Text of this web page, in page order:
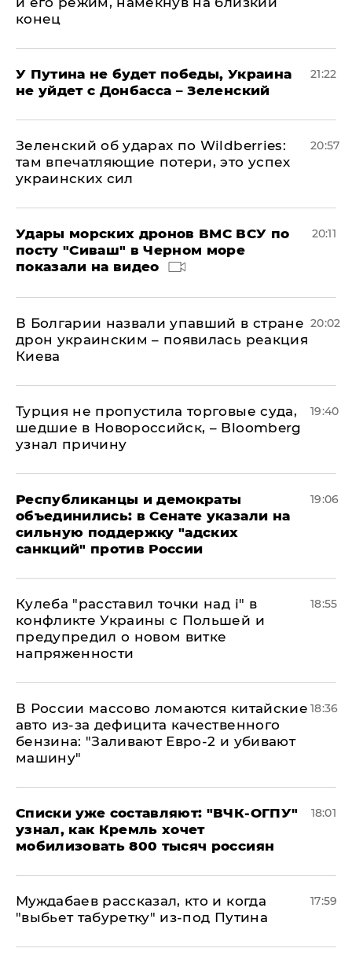
конец
У Путина не будет победы, Украина
не уйдет с Донбасса – Зеленский
21:22
Зеленский об ударах по Wildberries:
там впечатляющие потери, это успех
украинских сил
20:57
Удары морских дронов ВМС ВСУ по
посту "Сиваш" в Черном море
показали на видео
20:11
В Болгарии назвали упавший в стране
дрон украинским – появилась реакция
Киева
20:02
Турция не пропустила торговые суда,
шедшие в Новороссийск, – Bloomberg
узнал причину
19:40
Республиканцы и демократы
объединились: в Сенате указали на
сильную поддержку "адских
санкций" против России
19:06
Кулеба "расставил точки над і" в
конфликте Украины с Польшей и
предупредил о новом витке
напряженности
18:55
В России массово ломаются китайские
авто из-за дефицита качественного
бензина: "Заливают Евро-2 и убивают
машину"
18:36
Списки уже составляют: "ВЧК-ОГПУ"
узнал, как Кремль хочет
мобилизовать 800 тысяч россиян
18:01
Муждабаев рассказал, кто и когда
"выбьет табуретку" из-под Путина
17:59